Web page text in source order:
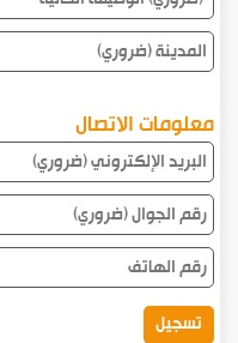
الحالية
المدينة
معلومات الاتصال
البريد
الإلكتروني
رقم
الجوال
رقم
الهاتف